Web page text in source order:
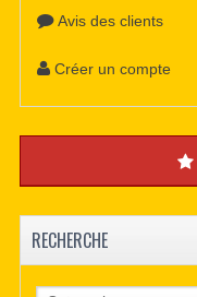
Avis des clients
Créer un compte
RECHERCHE